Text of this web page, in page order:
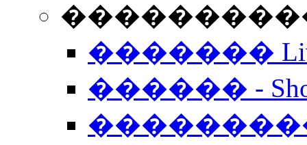
����������
�������
������ -